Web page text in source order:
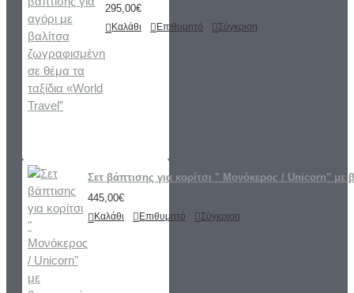
295,00€
Καλάθι Επιθυμητό Σύγκριση
Σετ βάπτισης για κορίτσι " Μονόκερος / Unicorn" με
445,00€
Καλάθι Επιθυμητό Σύγκριση